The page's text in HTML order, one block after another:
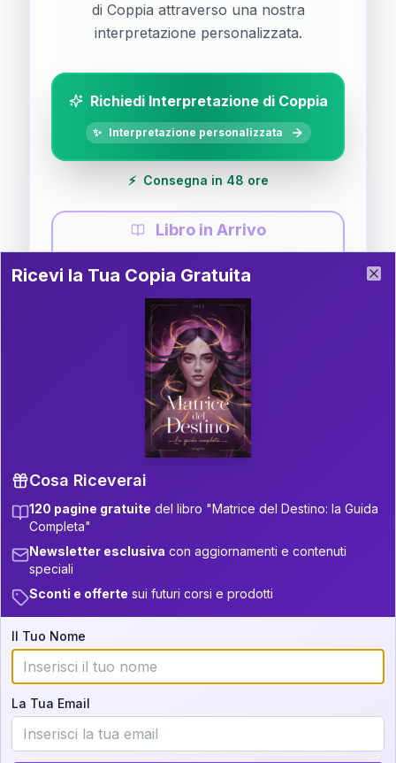
di Coppia attraverso una nostra
interpretazione personalizzata.
Richiedi Interpretazione di Coppia
✨ Interpretazione personalizzata
⚡ Consegna in 48 ore
Libro in Arrivo
Guida completa di Coppia
Il libro è in fase di scrittura. Iscriviti alla newsletter
per ricevere aggiornamenti!
P.S. Interpretazione parziale
gratuita
Scorri più in basso per vedere
un'interpretazione parziale gratuita della tua
Iscriviti alla newsletter per ricevere
aggiornamenti quando sarà disponibile.
Cosa scoprirete nella vostra
interpretazione:
💕 Come rafforzare la vostra unione
Ricevi la Tua Copia Gratuita del Libro
Ricevi la Tua Copia Gratuita
Cosa Riceverai
120 pagine gratuite del libro "Matrice del Destino: la Guida
Completa"
Newsletter esclusiva con aggiornamenti e contenuti
speciali
Sconti e offerte sui futuri corsi e prodotti
Il Tuo Nome
La Tua Email